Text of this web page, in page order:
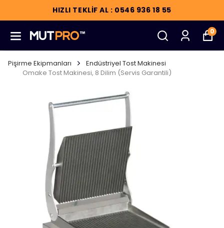
HIZLI TEKLİF AL : 0546 936 18 55
0
Pişirme Ekipmanları
Endüstriyel Tost Makinesi
Omake Tost Makinesi, 8 Dilim (Servis Garantili)